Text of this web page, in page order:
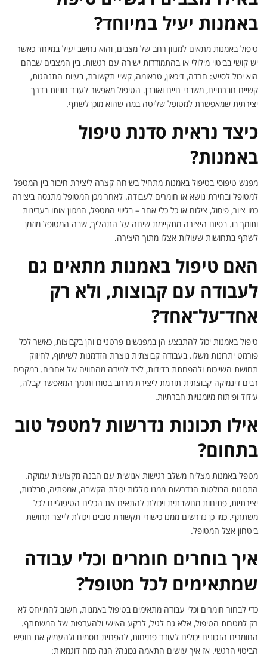
באמנות יעיל במיוחד?
טיפול באמנות מתאים למגוון רחב של מצבים, והוא נחשב יעיל במיוחד כאשר
יש קושי בביטוי מילולי או בהתמודדות ישירה עם רגשות. בין המצבים שבהם
הוא יכול לסייע: חרדה, דיכאון, טראומה, קשיי תקשורת, בעיות התנהגות,
קשיים חברתיים, משברי חיים ואובדן. הטיפול מאפשר לעבד חוויות בדרך
יצירתית שמאפשרת למטופל שליטה במה שהוא מוכן לשתף.
כיצד נראית סדנת טיפול
באמנות?
מפגש טיפוסי בטיפול באמנות מתחיל בשיחה קצרה ליצירת חיבור בין המטפל
למטופל ובחירת נושא או חומרים לעבודה. לאחר מכן המטופל מתנסה ביצירה
כמו ציור, פיסול, צילום או כל כלי אחר – בליווי המטפל, המכוון אותו בעדינות
ותומך בו. בסיום היצירה מתקיימת שיחה על התהליך, שבה המטופל מוזמן
לשתף בתחושות שעולות אצלו מתוך היצירה.
האם טיפול באמנות מתאים גם
לעבודה עם קבוצות, ולא רק
אחד־על־אחד?
טיפול באמנות יכול להתבצע הן במפגשים פרטניים והן בקבוצות, כאשר לכל
פורמט יתרונות משלו. בעבודה קבוצתית נוצרת הזדמנות לשיתוף, לחיזוק
תחושת השייכות ולהפחתת בדידות, לצד למידה מהחוויה של אחרים. במקרים
רבים דינמיקה קבוצתית תורמת ליצירת מרחב בטוח ותומך המאפשר קבלה,
עידוד ופיתוח מיומנויות חברתיות.
אילו תכונות נדרשות למטפל טוב
בתחום?
מטפל באמנות מצליח משלב רגישות אנושית עם הבנה מקצועית עמוקה.
התכונות הבולטות הנדרשות ממנו כוללות יכולת הקשבה, אמפתיה, סבלנות,
יצירתיות, פתיחות מחשבתית ויכולת להתאים את הכלים הטיפוליים לכל
משתתף. כמו כן נדרשים ממנו כישורי תקשורת טובים ויכולת לייצר תחושת
ביטחון אצל המטופל.
איך בוחרים חומרים וכלי עבודה
שמתאימים לכל מטופל?
כדי לבחור חומרים וכלי עבודה מתאימים בטיפול באמנות, חשוב להתייחס לא
רק למטרות הטיפול, אלא גם לגיל, לרקע האישי ולהעדפות של המשתתף.
החומרים הנכונים יכולים לעודד פתיחות, להפחית חסמים ולהעמיק את חופש
הביטוי הרגשי. אז איך עושים התאמה נכונה? הנה כמה דוגמאות: